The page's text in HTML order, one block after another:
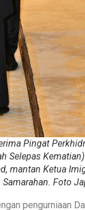
Pingat
Selepas
mantan Ketua
Samarahan. Foto
pengurniaan